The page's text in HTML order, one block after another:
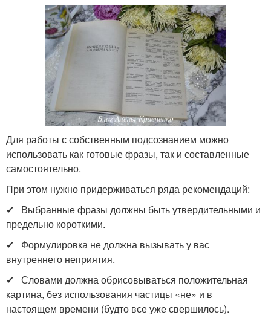
Для работы с собственным подсознанием можно
использовать как готовые фразы, так и составленные
самостоятельно.
При этом нужно придерживаться ряда рекомендаций:
✔ Выбранные фразы должны быть утвердительными и
предельно короткими.
✔ Формулировка не должна вызывать у вас
внутреннего неприятия.
✔ Словами должна обрисовываться положительная
картина, без использования частицы «не» и в
настоящем времени (будто все уже свершилось).